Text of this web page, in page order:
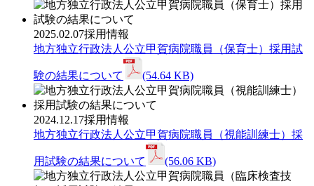
2025.02.07採用情報
地方独立行政法人公立甲賀病院職員（保育士）採用試
験の結果について (54.64 KB)
2024.12.17採用情報
地方独立行政法人公立甲賀病院職員（視能訓練士）採
用試験の結果について (56.06 KB)